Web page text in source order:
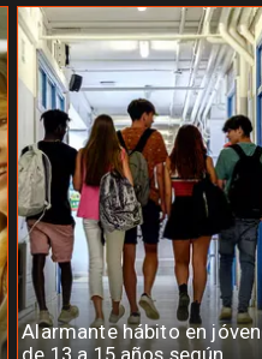
Alarmante hábito en